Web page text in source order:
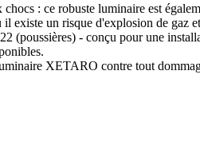
chocs : ce robuste luminaire est
existe un risque d'explosion de gaz
(poussières) - conçu pour une
XETARO contre tout